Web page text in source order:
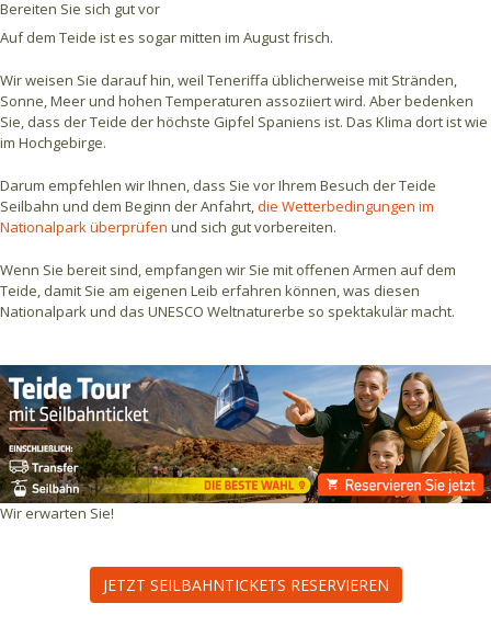
Bereiten Sie sich gut vor
Auf dem Teide ist es sogar mitten im August frisch.
Wir weisen Sie darauf hin, weil Teneriffa üblicherweise mit Stränden,
Sonne, Meer und hohen Temperaturen assoziiert wird. Aber bedenken
Sie, dass der Teide der höchste Gipfel Spaniens ist. Das Klima dort ist wie
im Hochgebirge.
Darum empfehlen wir Ihnen, dass Sie vor Ihrem Besuch der Teide
Seilbahn und dem Beginn der Anfahrt, die Wetterbedingungen im
Nationalpark überprüfen und sich gut vorbereiten.
Wenn Sie bereit sind, empfangen wir Sie mit offenen Armen auf dem
Teide, damit Sie am eigenen Leib erfahren können, was diesen
Nationalpark und das UNESCO Weltnaturerbe so spektakulär macht.
Wir erwarten Sie!
JETZT SEILBAHNTICKETS RESERVIEREN